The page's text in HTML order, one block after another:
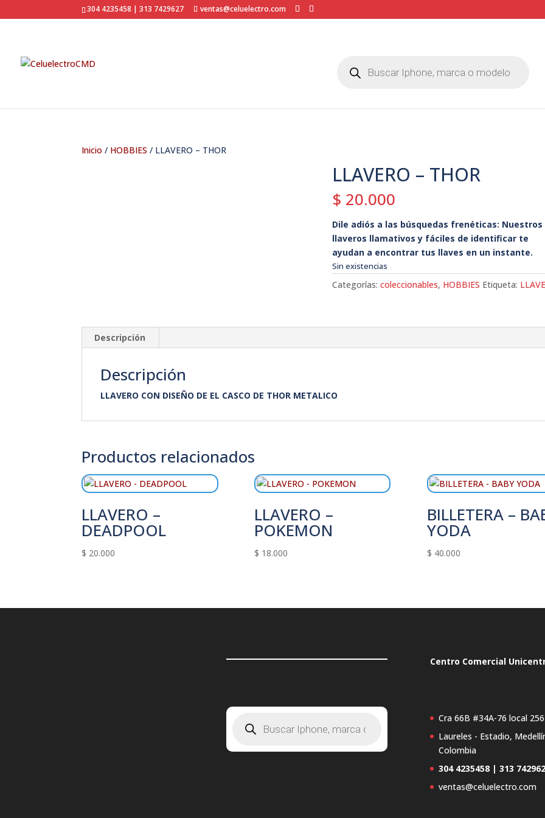
304 4235458 | 313 7429627 ventas@celuelectro.com
productos
Inicio / HOBBIES / LLAVERO – THOR
LLAVERO – THOR
$ 20.000
Dile adiós a las búsquedas frenéticas: Nuestros
llaveros llamativos y fáciles de identificar te
ayudan a encontrar tus llaves en un instante.
Sin existencias
Categorías:coleccionables, HOBBIES Etiqueta:
Descripción
Descripción
LLAVERO CON DISEÑO DE EL CASCO DE THOR METALICO
Productos relacionados
LLAVERO –
DEADPOOL
$ 20.000
LLAVERO –
POKEMON
$ 18.000
BILLETERA –
YODA
$ 40.000
Centro Comercial
Cra 66B #34A-76 local 256
Laureles - Estadio,
Colombia
304 4235458 | 313
ventas@celuelectro.com